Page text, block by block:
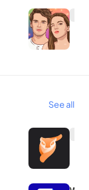
See all